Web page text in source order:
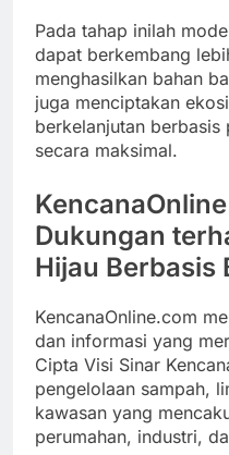
Pada tahap inilah
dapat berkembang
menghasilkan bahan
juga menciptakan
berkelanjutan berbasis
secara maksimal.
Dukungan
Hijau Berbasis
KencanaOnline.com
dan informasi yang
Cipta Visi Sinar
pengelolaan sampah,
kawasan yang
perumahan, industri,